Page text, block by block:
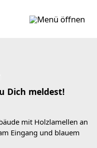
Dich meldest!